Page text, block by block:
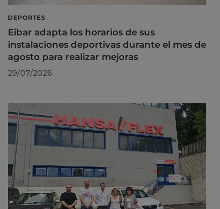
DEPORTES
Eibar adapta los horarios de sus
instalaciones deportivas durante el mes de
agosto para realizar mejoras
29/07/2026